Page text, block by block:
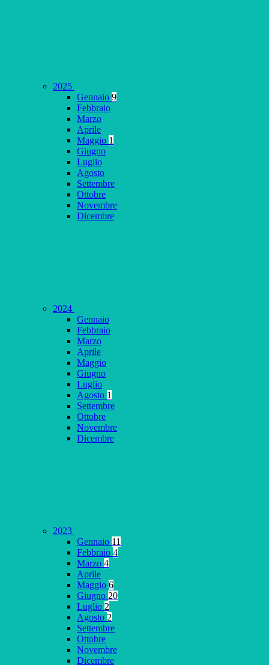
2025
Gennaio 9
Febbraio
Marzo
Aprile
Maggio 1
Giugno
Luglio
Agosto
Settembre
Ottobre
Novembre
Dicembre
2024
Gennaio
Febbraio
Marzo
Aprile
Maggio
Giugno
Luglio
Agosto 1
Settembre
Ottobre
Novembre
Dicembre
2023
Gennaio 11
Febbraio 4
Marzo 4
Aprile
Maggio 6
Giugno 20
Luglio 2
Agosto 2
Settembre
Ottobre
Novembre
Dicembre